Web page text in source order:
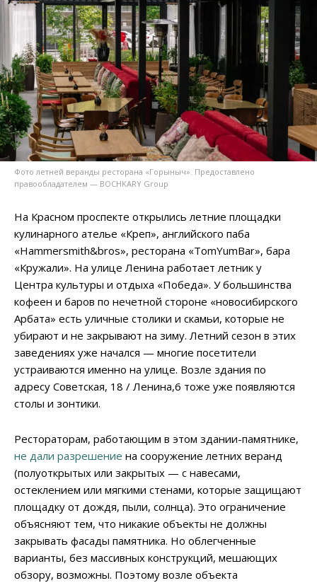
Фото летней веранды ресторана «Горыныч». Предоставлено
правообладателем — BOCHKARY Group
На Красном проспекте открылись летние площадки
кулинарного ателье «Креп», английского паба
«Hammersmith&bros», ресторана «TomYumBar», бара
«Кружали». На улице Ленина работает летник у
Центра культуры и отдыха «Победа». У большинства
кофеен и баров по нечетной стороне «новосибирского
Арбата» есть уличные столики и скамьи, которые не
убирают и не закрывают на зиму. Летний сезон в этих
заведениях уже начался — многие посетители
устраиваются именно на улице. Возле здания по
адресу Советская, 18 / Ленина,6 тоже уже появляются
столы и зонтики.
Рестораторам, работающим в этом здании-памятнике,
не дали разрешение на сооружение летних веранд
(полуоткрытых или закрытых — с навесами,
остеклением или мягкими стенами, которые защищают
площадку от дождя, пыли, солнца). Это ограничение
объясняют тем, что никакие объекты не должны
закрывать фасады памятника. Но облегченные
варианты, без массивных конструкций, мешающих
обзору, возможны. Поэтому возле объекта